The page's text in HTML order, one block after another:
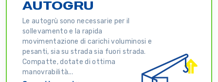
AUTOGRU
Le autogrù sono necessarie per il
sollevamento e la rapida
movimentazione di carichi voluminosi e
pesanti, sia su strada sia fuori strada.
Compatte, dotate di ottima
manovrabilità...